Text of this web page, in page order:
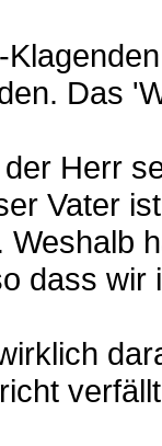
Das
Herr
Vater
Weshalb
dass wir